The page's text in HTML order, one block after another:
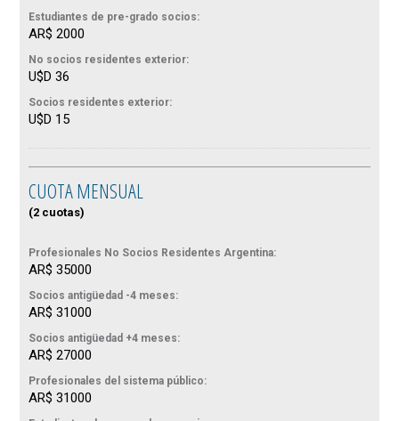
Estudiantes de pre-grado socios:
AR$ 2000
No socios residentes exterior:
U$D 36
Socios residentes exterior:
U$D 15
CUOTA MENSUAL
(2 cuotas)
Profesionales No Socios Residentes Argentina:
AR$ 35000
Socios antigüedad -4 meses:
AR$ 31000
Socios antigüedad +4 meses:
AR$ 27000
Profesionales del sistema público:
AR$ 31000